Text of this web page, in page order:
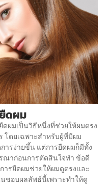
ดผม
ผมเป็นวิธีหนึ่งที่ช่วยให้ผมตรง
โดยเฉพาะสำหรับผู้ที่มีผม
ารง่ายขึ้น แต่การยืดผมก็มีทั้ง
ณาก่อนการตัดสินใจทำ ข้อดี
ารยืดผมช่วยให้ผมดูตรงและ
ชอบผลลัพธ์นี้เพราะทำให้ดู